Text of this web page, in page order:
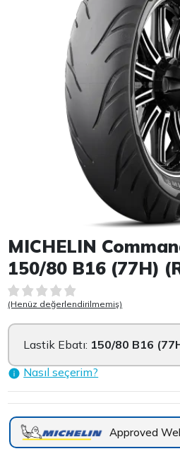
Item 1 of 1
MICHELIN
150/80 B16 (77H)
(Henüz değerlendirilmemiş)
Lastik Ebatı: 150/80 B16
Nasıl seçerim?
Approved